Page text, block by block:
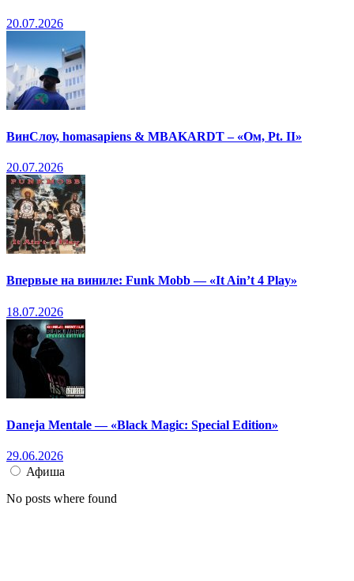
20.07.2026
ВинСлоу, homasapiens & MBAKARDT – «Ом, Pt. II»
20.07.2026
Впервые на виниле: Funk Mobb — «It Ain’t 4 Play»
18.07.2026
Daneja Mentale — «Black Magic: Special Edition»
29.06.2026
Афиша
No posts where found